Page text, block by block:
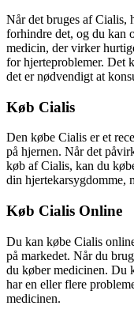
Når det bruges af Cialis,
forhindre det, og du kan
medicin, der virker
for hjerteproblemer. Det
det er nødvendigt at
Køb Cialis
Den købe Cialis er et
på hjernen. Når det
køb af Cialis, kan du
din hjertekarsygdomme,
Køb Cialis Online
Du kan købe Cialis
på markedet. Når du
du køber medicinen. Du
har en eller flere
medicinen.